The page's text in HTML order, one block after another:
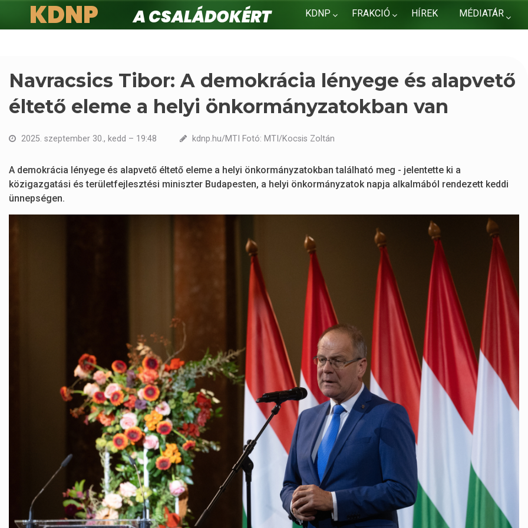
KDNP FRAKCIÓ HÍREK MÉDIATÁR
KDNP
A családokért.
Navracsics Tibor: A demokrácia lényege és alapvető
éltető eleme a helyi önkormányzatokban van
2025. szeptember 30., kedd – 19:48 kdnp.hu/MTI Fotó: MTI/Kocsis Zoltán
A demokrácia lényege és alapvető éltető eleme a helyi önkormányzatokban található meg - jelentette ki a
közigazgatási és területfejlesztési miniszter Budapesten, a helyi önkormányzatok napja alkalmából rendezett keddi
ünnepségen.